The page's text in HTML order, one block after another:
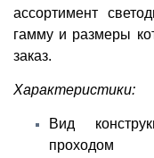
ассортимент
гамму и размеры
заказ.
Характеристики:
Вид
проходом